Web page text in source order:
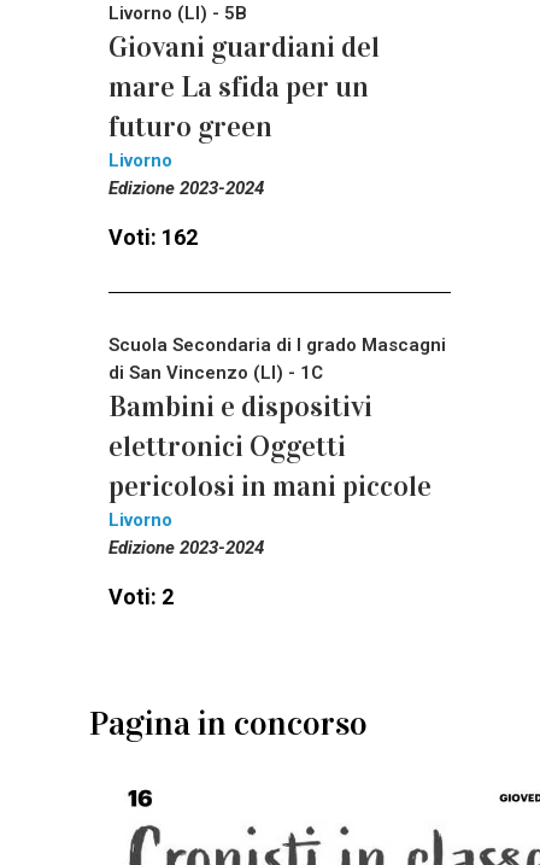
Livorno (LI) - 5B
Giovani guardiani del
mare La sfida per un
futuro green
Livorno
Edizione 2023-2024
Voti: 162
Scuola Secondaria di I grado Mascagni
di San Vincenzo (LI) - 1C
Bambini e dispositivi
elettronici Oggetti
pericolosi in mani piccole
Livorno
Edizione 2023-2024
Voti: 2
Pagina in concorso